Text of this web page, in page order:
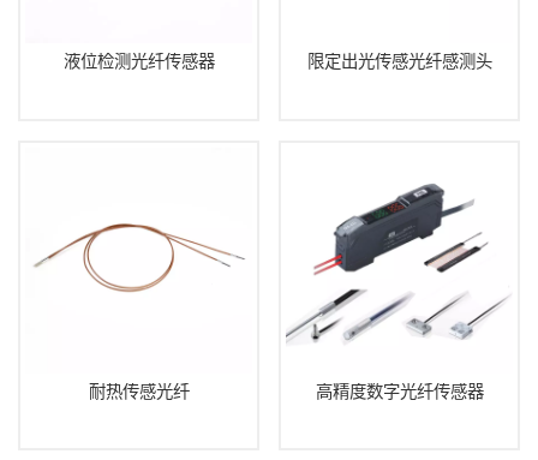
液位检测光纤传感器 限定出光传感光纤感测头
耐热传感光纤 高精度数字光纤传感器